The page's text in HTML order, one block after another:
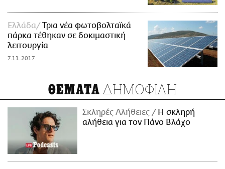
Ελλάδα
Τρια νέα φωτοβολταϊκά
πάρκα τέθηκαν σε δοκιμαστική
λειτουργία
7.11.2017
ΘΕΜΑΤΑ ΔΗΜΟΦΙΛΗ
Σκληρές Αλήθειες
H σκληρή
αλήθεια για τον Πάνο Βλάχο